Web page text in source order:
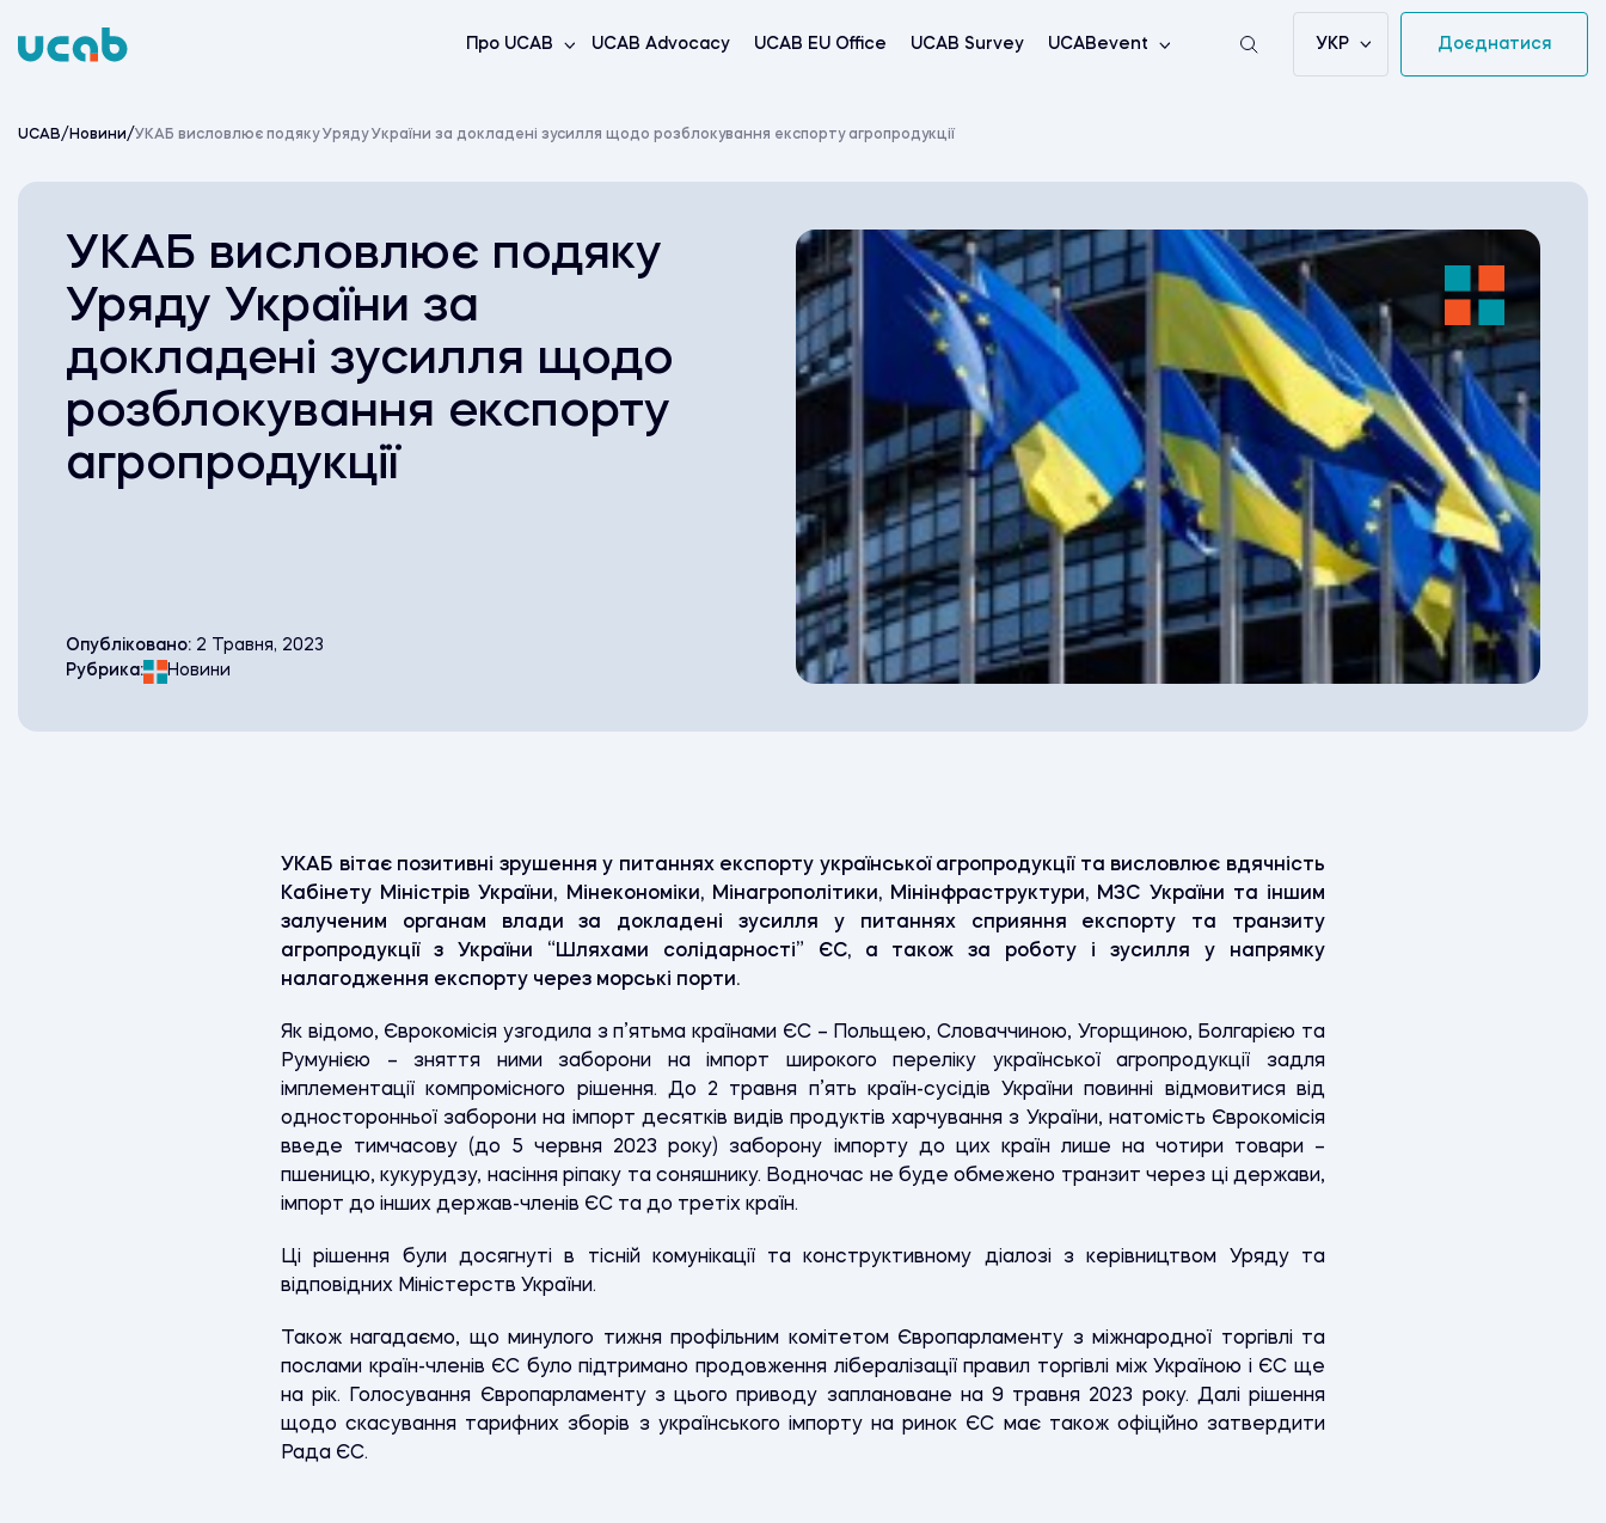
to
Про UCAB UCAB Advocacy UCAB EU Office UCAB Survey UCABevent УКР Доєднатися
UCAB/ Новини/УКАБ висловлює подяку Уряду України за докладені зусилля щодо розблокування експорту агропродукції
УКАБ висловлює подяку
Уряду України за
докладені зусилля щодо
розблокування експорту
агропродукції
Опубліковано: 2 Травня, 2023
Рубрика:
Новини
УКАБ вітає позитивні зрушення у питаннях експорту української агропродукції та висловлює вдячність
Кабінету Міністрів України, Мінекономіки, Мінагрополітики, Мінінфраструктури, МЗС України та іншим
залученим органам влади за докладені зусилля у питаннях сприяння експорту та транзиту
агропродукції з України “Шляхами солідарності” ЄС, а також за роботу і зусилля у напрямку
налагодження експорту через морські порти.
Як відомо, Єврокомісія узгодила з п’ятьма країнами ЄС – Польщею, Словаччиною, Угорщиною, Болгарією та
Румунією – зняття ними заборони на імпорт широкого переліку української агропродукції задля
імплементації компромісного рішення. До 2 травня п’ять країн-сусідів України повинні відмовитися від
односторонньої заборони на імпорт десятків видів продуктів харчування з України, натомість Єврокомісія
введе тимчасову (до 5 червня 2023 року) заборону імпорту до цих країн лише на чотири товари –
пшеницю, кукурудзу, насіння ріпаку та соняшнику. Водночас не буде обмежено транзит через ці держави,
імпорт до інших держав-членів ЄС та до третіх країн.
Ці рішення були досягнуті в тісній комунікації та конструктивному діалозі з керівництвом Уряду та
відповідних Міністерств України.
Також нагадаємо, що минулого тижня профільним комітетом Європарламенту з міжнародної торгівлі та
послами країн-членів ЄС було підтримано продовження лібералізації правил торгівлі між Україною і ЄС ще
на рік. Голосування Європарламенту з цього приводу заплановане на 9 травня 2023 року. Далі рішення
щодо скасування тарифних зборів з українського імпорту на ринок ЄС має також офіційно затвердити
Рада ЄС.